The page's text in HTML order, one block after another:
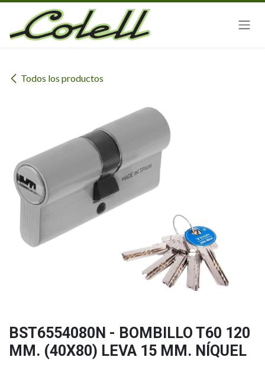
Ir al contenido
Todos los productos
BST6554080N - BOMBILLO T60 120
MM. (40X80) LEVA 15 MM. NÍQUEL